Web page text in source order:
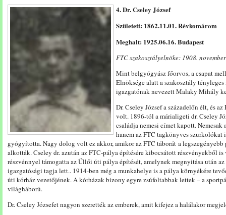
4. Dr. Cseley József
Született: 1862.11.01. Révkomárom
Meghalt: 1925.06.16. Budapest
FTC szakosztályelnöke: 1908.
Mint belgyógyász főorvos, a csapat
Elnöksége alatt a szakosztály
igazgatónak nevezett Malaky Mihály
Dr.Cseley Józsefaszázadelőn élt,ésaz
volt. 1896-tól a márialigeti dr. Cseley
családja nemesi címet kapott.Nemcsak
hanemazFTC tagkönyvesszurkolókat
gyógyította.Nagy dolog voltezakkor,amikoraz FTC táborát alegszegényebb
alkották.Cseley dr.azután az FTC-pályaépítésérekibocsátottrészvényekből is
részvénnyel támogattaazÜllői úti pályaépítését, amelynek megnyitása után
igazgatósági tagja lett.. 1914-ben még amunkahelyeisapályakörnyékére
úti kórházvezetőjének.Akórházakbizony egyrezsúfoltabbaklettek–asportpá
világháború.
Dr. Cseley Józsefet nagyon szerették az emberek, amit kifejez a halálakor